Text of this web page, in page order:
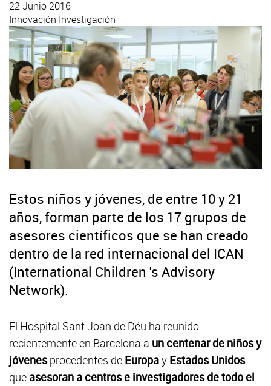
22 Junio 2016
Innovación Investigación
Estos niños y jóvenes, de entre 10 y 21
años, forman parte de los 17 grupos de
asesores científicos que se han creado
dentro de la red internacional del ICAN
(International Children 's Advisory
Network).
El Hospital Sant Joan de Déu ha reunido
recientemente en Barcelona a un centenar de niños y
jóvenesprocedentes de Europay Estados Unidos
que asesoran a centros e investigadores de todo el